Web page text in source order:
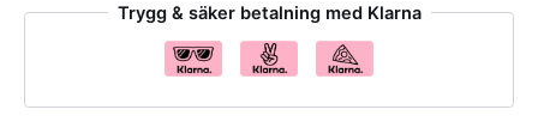
Trygg & säker betalning med Klarna